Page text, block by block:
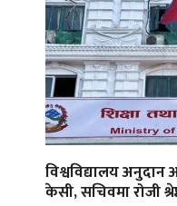
विश्वविद्यालय
केसी, सचिवमा रोजी